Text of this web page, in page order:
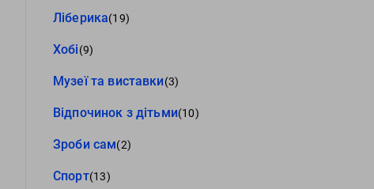
Ліберика(19)
Хобі(9)
Музеї та виставки(3)
Відпочинок з дітьми(10)
Зроби сам(2)
Спорт(13)